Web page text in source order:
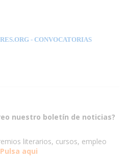
- CONVOCATORIAS
nuestro boletín de noticias?
literarios, cursos, empleo
Pulsa aqui